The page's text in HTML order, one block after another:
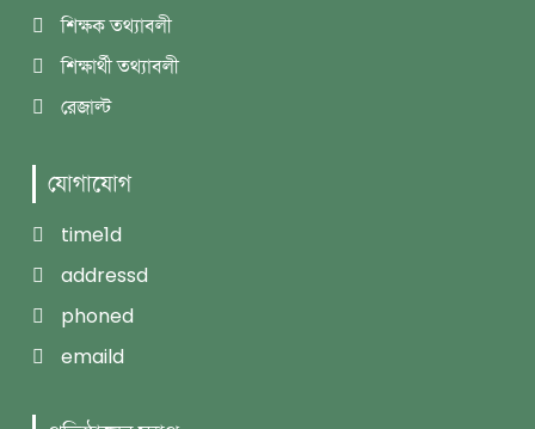
শিক্ষক তথ্যাবলী
শিক্ষার্থী তথ্যাবলী
রেজাল্ট
যোগাযোগ
time1d
addressd
phoned
emaild